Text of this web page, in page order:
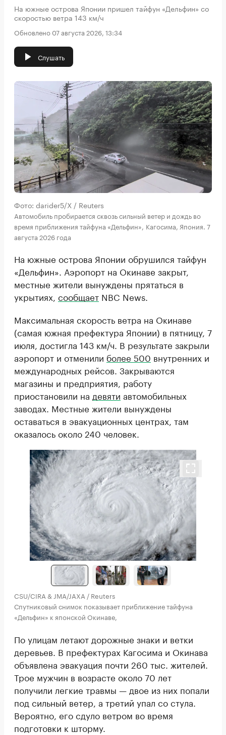
На южные острова Японии пришел тайфун «Дельфин» со
скоростью ветра 143 км/ч
Обновлено 07 августа 2026, 13:34
Слушать
Фото: darider5/X / Reuters
Автомобиль пробирается сквозь сильный ветер и дождь во
время приближения тайфуна «Дельфин», Кагосима, Япония. 7
августа 2026 года
На южные острова Японии обрушился тайфун
«Дельфин». Аэропорт на Окинаве закрыт,
местные жители вынуждены прятаться в
укрытиях, сообщает NBC News.
Максимальная скорость ветра на Окинаве
(самая южная префектура Японии) в пятницу, 7
июля, достигла 143 км/ч. В результате закрыли
аэропорт и отменили более 500 внутренних и
международных рейсов. Закрываются
магазины и предприятия, работу
приостановили на девяти автомобильных
заводах. Местные жители вынуждены
оставаться в эвакуационных центрах, там
оказалось около 240 человек.
CSU/CIRA & JMA/JAXA / Reuters
Спутниковый снимок показывает приближение тайфуна
«Дельфин» к японской Окинаве,
По улицам летают дорожные знаки и ветки
деревьев. В префектурах Кагосима и Окинава
объявлена эвакуация почти 260 тыс. жителей.
Трое мужчин в возрасте около 70 лет
получили легкие травмы — двое из них попали
под сильный ветер, а третий упал со стула.
Вероятно, его сдуло ветром во время
подготовки к шторму.